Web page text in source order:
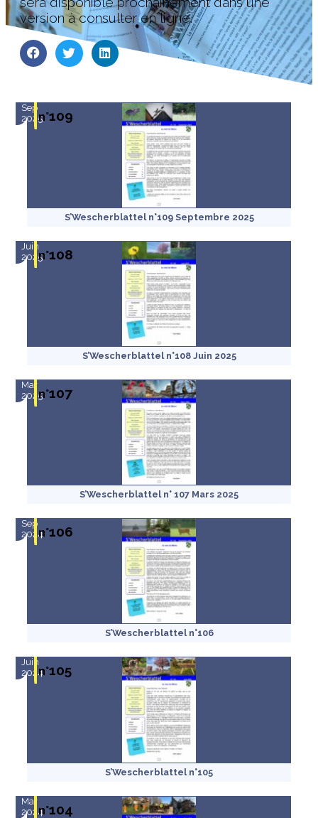
version à consulter en ligne.
Sep
2025n°109
S’Wescherblattel n°109 Septembre 2025
Juin
2025n°108
S’Wescherblattel n°108 Juin 2025
Mar
2025n°107
S’Wescherblattel n° 107 Mars 2025
Sep
2024n°106
S’Wescherblattel n°106
Juin
2024n°105
S’Wescherblattel n°105
Mar
2024n°104